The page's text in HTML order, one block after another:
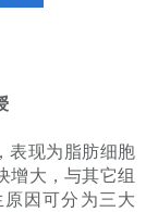
表现为脂肪细胞
增大，与其它组
因可分为三大